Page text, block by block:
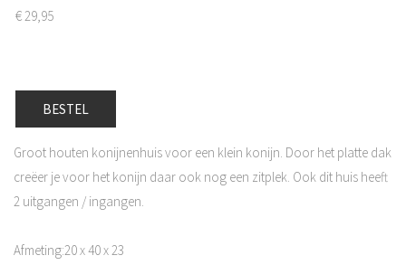
€29,95
BESTEL
Groot houten konijnenhuis voor een klein konijn. Door het platte dak
creëer je voor het konijn daar ook nog een zitplek. Ook dit huis heeft
2 uitgangen / ingangen.
Afmeting:20 x 40 x 23